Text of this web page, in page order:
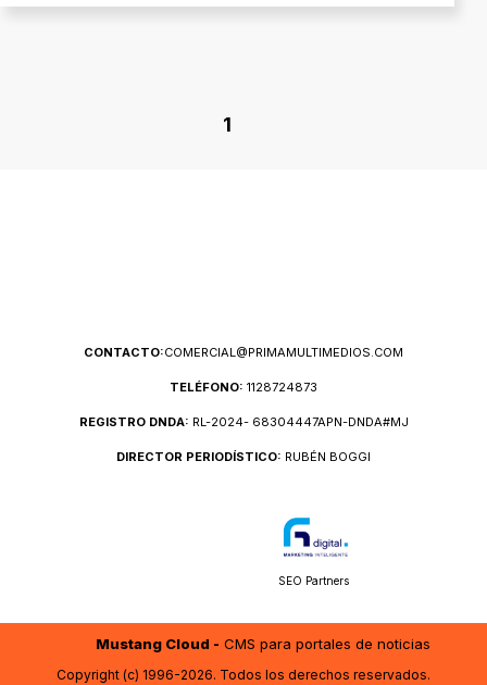
1
CONTACTO:COMERCIAL@PRIMAMULTIMEDIOS.COM
TELÉFONO: 1128724873
REGISTRO DNDA: RL-2024- 68304447APN-DNDA#MJ
DIRECTOR PERIODÍSTICO: RUBÉN BOGGI
SEO Partners
Mustang Cloud - CMS para portales de noticias
Copyright (c) 1996-2026. Todos los derechos reservados.